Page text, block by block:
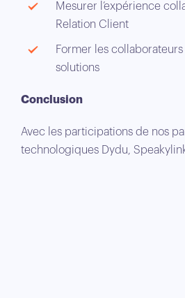
Mesurer l’expérience
Relation Client
Former les collaborateurs
solutions
Conclusion
Avec les participations de nos
technologiques Dydu,